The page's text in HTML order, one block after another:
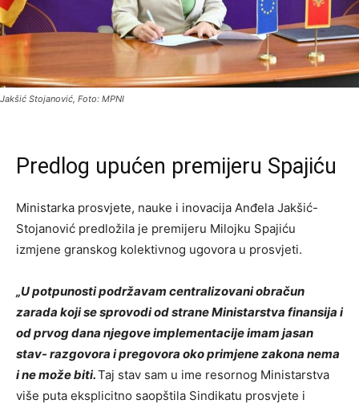
Jakšić Stojanović, Foto: MPNI
Predlog upućen premijeru Spajiću
Ministarka prosvjete, nauke i inovacija Anđela Jakšić-
Stojanović predložila je premijeru Milojku Spajiću
izmjene granskog kolektivnog ugovora u prosvjeti.
„U potpunosti podržavam centralizovani obračun
zarada koji se sprovodi od strane Ministarstva finansija i
od prvog dana njegove implementacije imam jasan
stav- razgovora i pregovora oko primjene zakona nema
i ne može biti.Taj stav sam u ime resornog Ministarstva
više puta eksplicitno saopštila Sindikatu prosvjete i